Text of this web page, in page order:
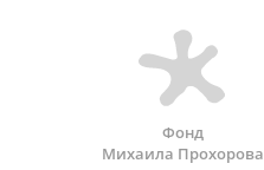
Фонд
Михаила Прохорова